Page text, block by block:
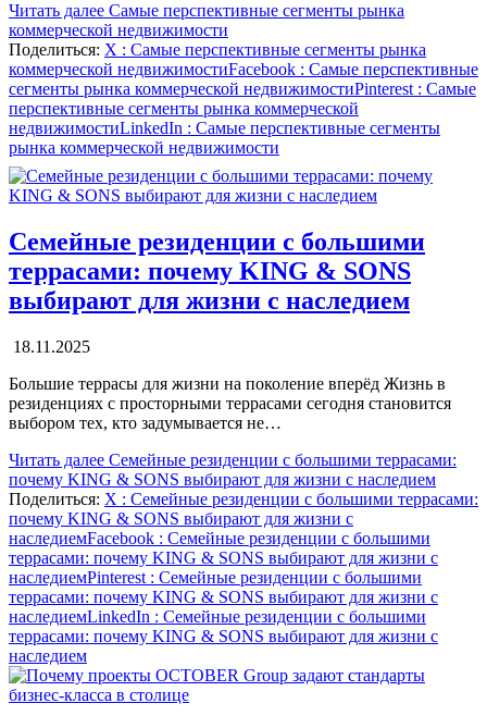
Читать далее Самые перспективные сегменты рынка
коммерческой недвижимости
Поделиться: X : Самые перспективные сегменты рынка
коммерческой недвижимостиFacebook : Самые перспективные
сегменты рынка коммерческой недвижимостиPinterest : Самые
перспективные сегменты рынка коммерческой
недвижимостиLinkedIn : Самые перспективные сегменты
рынка коммерческой недвижимости
Семейные резиденции с большими
террасами: почему KING & SONS
выбирают для жизни с наследием
18.11.2025
Большие террасы для жизни на поколение вперёд Жизнь в
резиденциях с просторными террасами сегодня становится
выбором тех, кто задумывается не…
Читать далее Семейные резиденции с большими террасами:
почему KING & SONS выбирают для жизни с наследием
Поделиться: X : Семейные резиденции с большими террасами:
почему KING & SONS выбирают для жизни с
наследиемFacebook : Семейные резиденции с большими
террасами: почему KING & SONS выбирают для жизни с
наследиемPinterest : Семейные резиденции с большими
террасами: почему KING & SONS выбирают для жизни с
наследиемLinkedIn : Семейные резиденции с большими
террасами: почему KING & SONS выбирают для жизни с
наследием